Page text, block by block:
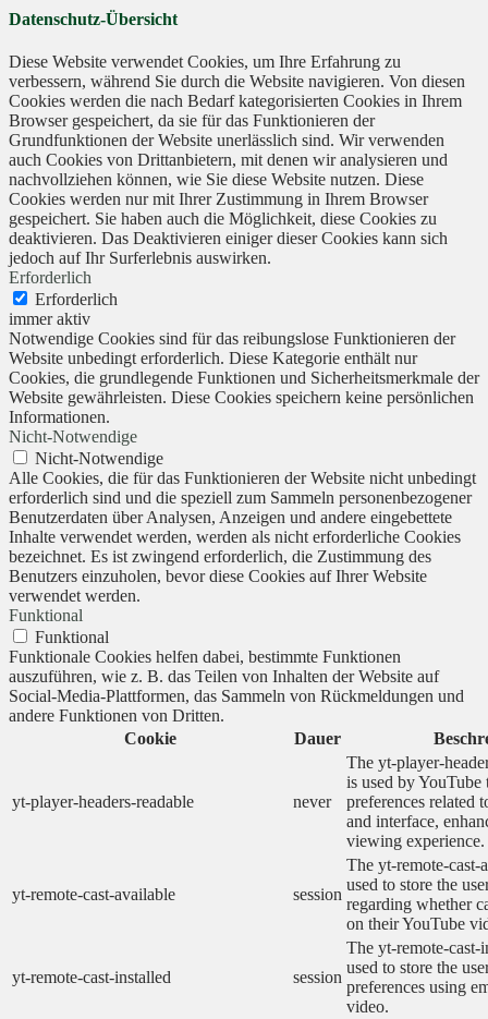
Datenschutz-Übersicht
Diese Website verwendet Cookies, um Ihre Erfahrung zu
verbessern, während Sie durch die Website navigieren. Von diesen
Cookies werden die nach Bedarf kategorisierten Cookies in Ihrem
Browser gespeichert, da sie für das Funktionieren der
Grundfunktionen der Website unerlässlich sind. Wir verwenden
auch Cookies von Drittanbietern, mit denen wir analysieren und
nachvollziehen können, wie Sie diese Website nutzen. Diese
Cookies werden nur mit Ihrer Zustimmung in Ihrem Browser
gespeichert. Sie haben auch die Möglichkeit, diese Cookies zu
deaktivieren. Das Deaktivieren einiger dieser Cookies kann sich
jedoch auf Ihr Surferlebnis auswirken.
Erforderlich
Erforderlich
immer aktiv
Notwendige Cookies sind für das reibungslose Funktionieren der
Website unbedingt erforderlich. Diese Kategorie enthält nur
Cookies, die grundlegende Funktionen und Sicherheitsmerkmale der
Website gewährleisten. Diese Cookies speichern keine persönlichen
Informationen.
Nicht-Notwendige
Nicht-Notwendige
Alle Cookies, die für das Funktionieren der Website nicht unbedingt
erforderlich sind und die speziell zum Sammeln personenbezogener
Benutzerdaten über Analysen, Anzeigen und andere eingebettete
Inhalte verwendet werden, werden als nicht erforderliche Cookies
bezeichnet. Es ist zwingend erforderlich, die Zustimmung des
Benutzers einzuholen, bevor diese Cookies auf Ihrer Website
verwendet werden.
Funktional
Funktional
Funktionale Cookies helfen dabei, bestimmte Funktionen
auszuführen, wie z. B. das Teilen von Inhalten der Website auf
Social-Media-Plattformen, das Sammeln von Rückmeldungen und
andere Funktionen von Dritten.
Cookie
Dauer
yt-player-headers-readable never
The yt-player-
is used by YouTube
preferences related
and interface,
viewing experience.
yt-remote-cast-available session
The yt-remote-cast-
used to store the
regarding whether
on their YouTube
yt-remote-cast-installed session
The yt-remote-cast-
used to store the
preferences using
video.